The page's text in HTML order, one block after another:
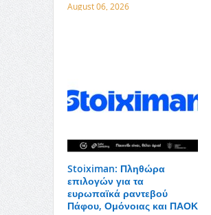
August 06, 2026
Stoiximan: Πληθώρα
επιλογών για τα
ευρωπαϊκά ραντεβού
Πάφου, Ομόνοιας και ΠΑΟΚ